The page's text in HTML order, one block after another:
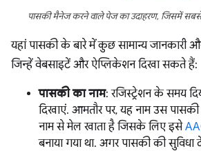
पासकी मैनेज करने वाले पेज का उदाहरण, जिसमें सबसे
यहां पासकी के बारे में कुछ सामान्य जानकारी
जिन्हें वेबसाइटें और ऐप्लिकेशन दिखा सकते हैं:
पासकी का नाम: रजिस्ट्रेशन के समय
दिखाएं. आमतौर पर, यह नाम उस
नाम से मेल खाता है जिसके लिए इसे
बनाया गया था. अगर पासकी की